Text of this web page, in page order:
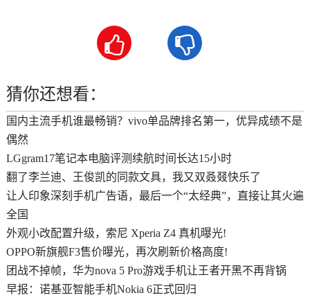
 
猜你还想看：
国内主流手机谁最畅销？vivo单品牌排名第一，优异成绩不是
偶然
LGgram17笔记本电脑评测续航时间长达15小时
翻了李兰迪、王俊凯的同款文具，我又双叒叕快乐了
让人印象深刻手机广告语，最后一个“太经典”，直接让其火遍
全国
外观小改配置升级，索尼 Xperia Z4 真机曝光!
OPPO新旗舰F3售价曝光，再次刷新价格高度!
团战不掉帧，华为nova 5 Pro游戏手机让王者开黑不再背锅
早报：诺基亚智能手机Nokia 6正式回归